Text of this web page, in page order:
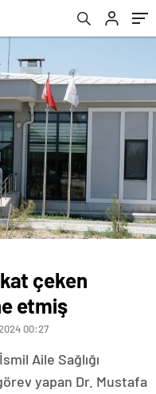
çeken
etmiş
00:27
Aile Sağlığı
yapan Dr. Mustafa